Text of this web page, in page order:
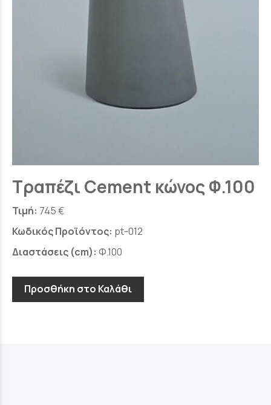
Τραπέζι Cement κώνος Φ.100
Τιμή: 745 €
Κωδικός Προϊόντος: pt-012
Διαστάσεις (cm): Φ.100
Προσθήκη στο Καλάθι